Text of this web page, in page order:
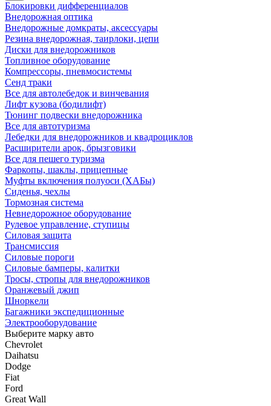
Блокировки дифференциалов
Внедорожная оптика
Внедорожные домкраты, аксессуары
Резина внедорожная, таирлоки, цепи
Диски для внедорожников
Топливное оборудование
Компрессоры, пневмосистемы
Сенд траки
Все для автолебедок и винчевания
Лифт кузова (бодилифт)
Тюнинг подвески внедорожника
Все для автотуризма
Лебедки для внедорожников и квадроциклов
Расширители арок, брызговики
Все для пешего туризма
Фаркопы, шаклы, прицепные
Муфты включения полуоси (ХАБы)
Сиденья, чехлы
Тормозная система
Невнедорожное оборудование
Рулевое управление, ступицы
Силовая защита
Трансмиссия
Силовые пороги
Силовые бамперы, калитки
Тросы, стропы для внедорожников
Оранжевый джип
Шноркели
Багажники экспедиционные
Электрооборудование
Выберите марку авто
Chevrolet
Daihatsu
Dodge
Fiat
Ford
Great Wall